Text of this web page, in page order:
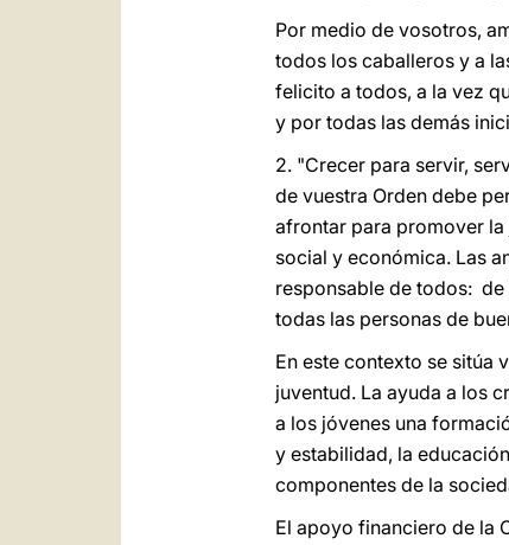
Por medio de vosotros,
todos los caballeros y a
felicito a todos, a la vez
y por todas las demás
2. "Crecer para servir,
de vuestra Orden debe
afrontar para promover la
social y económica. Las
responsable de todos:
todas las personas de
En este contexto se sitúa
juventud. La ayuda a los
a los jóvenes una
y estabilidad, la
componentes de la
El apoyo financiero de la